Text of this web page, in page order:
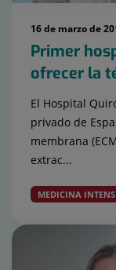
16 de marzo de
Primer
ofrecer la
El Hospital
privado de
membrana
extrac...
MEDICINA